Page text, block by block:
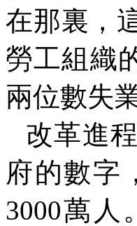
在那裏，
勞工組織
兩位數失
改革進
府的數字
3000萬人